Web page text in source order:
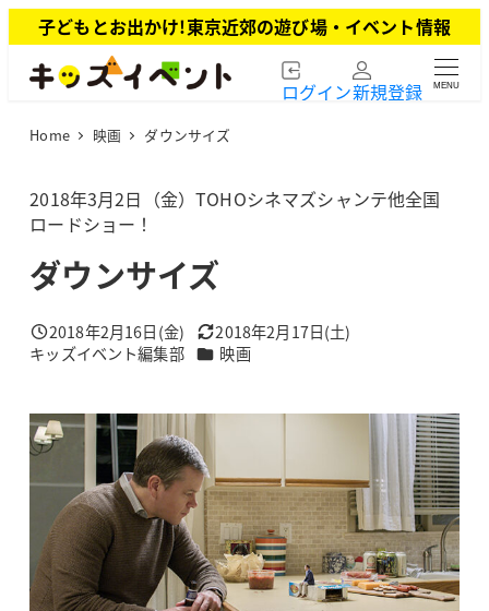
イ
子どもとお出かけ!東京近郊の遊び場・イベント情報
ログイン新規登録 MENU
Home 映画 ダウンサイズ
2018年3月2日（金）TOHOシネマズシャンテ他全国
ロードショー！
ダウンサイズ
投稿日
2018年2月16日(金) 更新日
2018年2月17日(土)
著
キッズイベント編集部 カテゴリー
映画